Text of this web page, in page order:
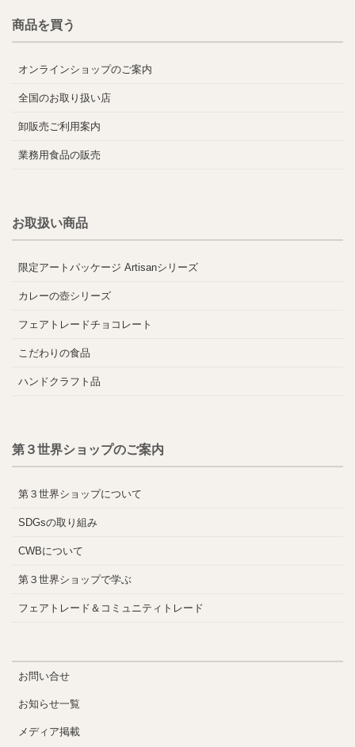
商品を買う
オンラインショップのご案内
全国のお取り扱い店
卸販売ご利用案内
業務用食品の販売
お取扱い商品
限定アートパッケージ Artisanシリーズ
カレーの壺シリーズ
フェアトレードチョコレート
こだわりの食品
ハンドクラフト品
第３世界ショップのご案内
第３世界ショップについて
SDGsの取り組み
CWBについて
第３世界ショップで学ぶ
フェアトレード＆コミュニティトレード
お問い合せ
お知らせ一覧
メディア掲載